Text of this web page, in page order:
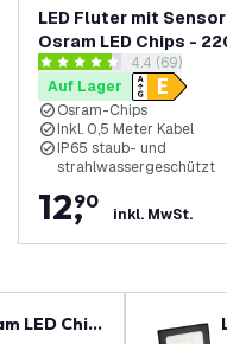
hinzufügen
LED Fluter mit
Osram LED Chips -
Lumen - 4000K
4.4 Bewertungssterne
4.4 (69)
Auf Lager
Osram-Chips
Inkl. 0,5 Meter Kabel
IP65 staub- und
strahlwassergeschützt
12,
90
inkl. MwSt.
LED Chip